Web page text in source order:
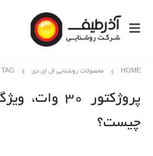
HOME محصولات روشنایی ال ای دی -
پروژکتور 30
چیست؟